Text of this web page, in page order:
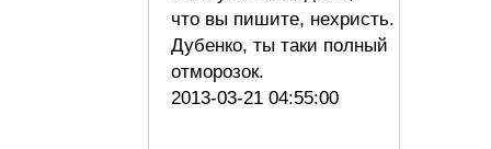
что вы пишите, нехристь.
Дубенко, ты таки полный
отморозок.
2013-03-21 04:55:00